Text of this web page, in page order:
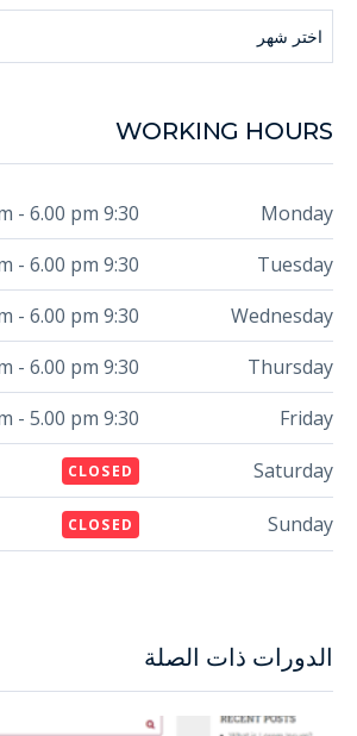
الدورات ذات الصلة
اختر شهر
WORKING HOURS
Monday
9:30 am - 6.00 pm
Tuesday
9:30 am - 6.00 pm
Wednesday
9:30 am - 6.00 pm
Thursday
9:30 am - 6.00 pm
Friday
9:30 am - 5.00 pm
Saturday
CLOSED
Sunday
CLOSED